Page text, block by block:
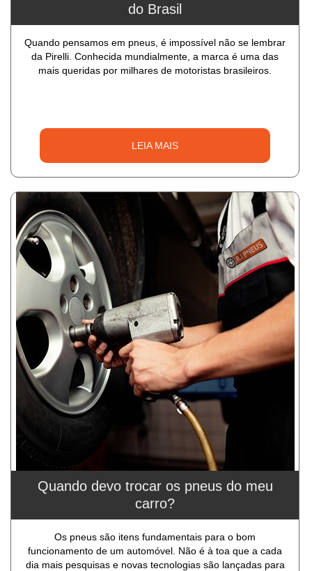
do Brasil
Quando pensamos em pneus, é impossível não se lembrar
da Pirelli. Conhecida mundialmente, a marca é uma das
mais queridas por milhares de motoristas brasileiros.
LEIA MAIS
Quando devo trocar os pneus do meu
carro?
Os pneus são itens fundamentais para o bom
funcionamento de um automóvel. Não é à toa que a cada
dia mais pesquisas e novas tecnologias são lançadas para